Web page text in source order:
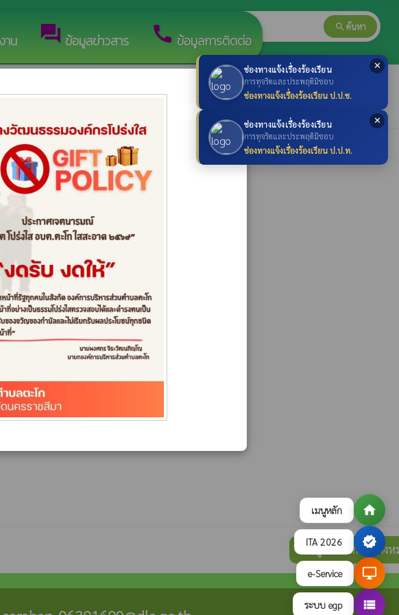
เมนูหลัก home
ITA 2026 verified
e-Service desktop_windows
ระบบ egp view_list
✕
ช่องทางแจ้งเรื่องร้องเรียน
การทุจริตและประพฤติมิชอบ
ช่องทางแจ้งเรื่องร้องเรียน ป.ป.ช.
✕
ช่องทางแจ้งเรื่องร้องเรียน
การทุจริตและประพฤติมิชอบ
ช่องทางแจ้งเรื่องร้องเรียน ป.ป.ท.
าน forum ข้อมูลข่าวสาร call ข้อมูลการติดต่อ
search ค้นหา
โลก
ดูภาพกิจกรรมทั้งห
×